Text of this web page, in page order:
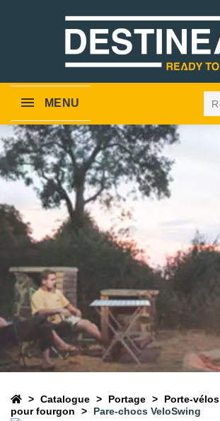
MENU
Catalogue Portage Porte-vélos
pour fourgon
Pare-chocs VeloSwing